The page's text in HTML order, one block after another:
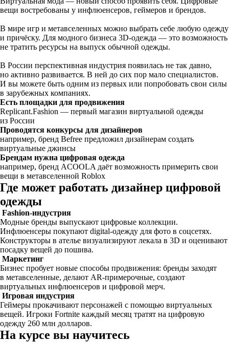
вещи востребованы у инфлюенсеров, геймеров и брендов.
В мире игр и метавселенных можно выбрать себе любую одежду
и причёску. Для модного бизнеса 3D-одежда — это возможность
не тратить ресурсы на выпуск обычной одежды.
В России перспективная индустрия появилась не так давно,
но активно развивается. В ней до сих пор мало специалистов.
И вы можете быть одним из первых или попробовать свои силы
в зарубежных компаниях.
Есть площадки для продвижения
Replicant.Fashion — первый магазин виртуальной одежды
из России
Проводятся конкурсы для дизайнеров
например, бренд Befree предложил дизайнерам создать
виртуальные джинсы
Брендам нужна цифровая одежда
например, бренд ACOOLA даёт возможность примерить свои
вещи в метавселенной Roblox
Где может работать дизайнер цифровой
одежды
Fashion-индустрия
Модные бренды выпускают цифровые коллекции.
Инфлюенсеры покупают digital-одежду для фото в соцсетях.
Конструкторы в ателье визуализируют лекала в 3D и оценивают
посадку вещей до пошива.
Маркетинг
Бизнес пробует новые способы продвижения: бренды заходят
в метавселенные, делают AR-примерочные, создают
виртуальных инфлюенсеров и цифровой мерч.
Игровая индустрия
Геймеры прокачивают персонажей с помощью виртуальных
вещей. Игроки Fortnite каждый месяц тратят на цифровую
одежду 260 млн долларов.
На курсе вы научитесь